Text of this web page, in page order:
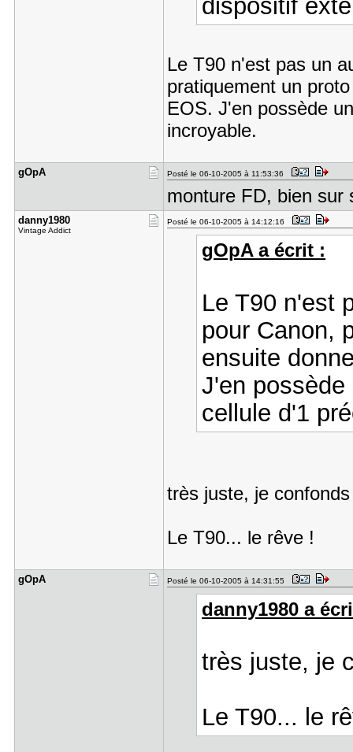
dispositif
Le T90 n'est pas un
pratiquement un
EOS. J'en possède
incroyable.
gOpA Posté le 06-10-2005 à 11:53:36
monture FD, bien sur
danny1980
Vintage Addict
Posté le 06-10-2005 à 14:12:16
gOpA a écrit :
Le T90 n'est
pour Canon,
ensuite
J'en
cellule d'1
très juste, je
Le T90... le rêve !
gOpA Posté le 06-10-2005 à 14:31:55
danny1980 a
très juste, je
Le T90... le